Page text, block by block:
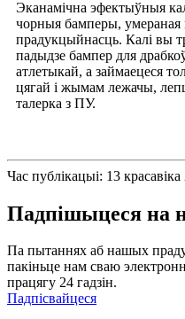
Эканамічна эфектыўныя
чорныя бамперы, умераная
прадукцыйнасць. Калі вы
падыдзе бампер для
атлетыкай, а займаецеся
цягай і жымам лежачы,
талерка з ПУ.
Час публікацыі: 13 красавіка
Падпішыцеся на
Па пытаннях аб нашых
пакіньце нам сваю
працягу 24 гадзін.
Падпісвайцеся